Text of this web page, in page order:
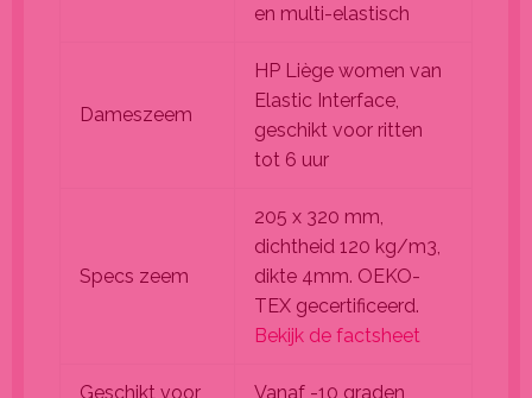
en multi-elastisch
Dameszeem
HP Liège women van
Elastic Interface,
geschikt voor ritten
tot 6 uur
Specs zeem
205 x 320 mm,
dichtheid 120 kg/m3,
dikte 4mm. OEKO-
TEX gecertificeerd.
Bekijk de factsheet
Geschikt voor Vanaf -10 graden